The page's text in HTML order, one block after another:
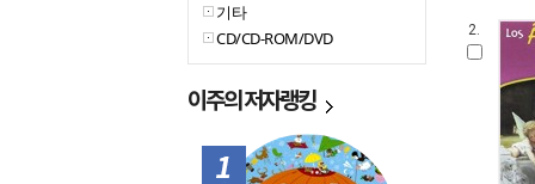
기타
CD/CD-ROM/DVD
이주의저자랭킹
1위
2.